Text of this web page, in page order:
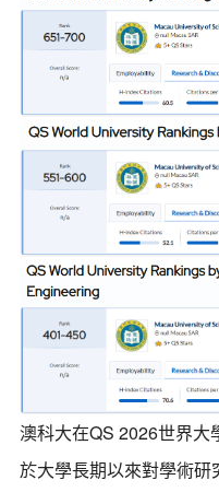
澳科大在QS 2026世界
於大學長期以來對學術